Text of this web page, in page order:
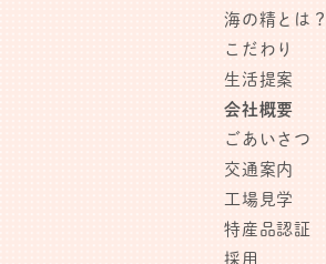
海の精とは？
こだわり
生活提案
会社概要
ごあいさつ
交通案内
工場見学
特産品認証
採用